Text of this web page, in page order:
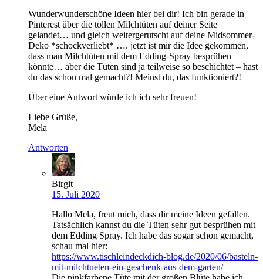
Wunderwunderschöne Ideen hier bei dir! Ich bin gerade in
Pinterest über die tollen Milchtüten auf deiner Seite
gelandet… und gleich weitergerutscht auf deine Midsommer-
Deko *schockverliebt* …. jetzt ist mir die Idee gekommen,
dass man Milchtüten mit dem Edding-Spray besprühen
könnte… aber die Tüten sind ja teilweise so beschichtet – hast
du das schon mal gemacht?! Meinst du, das funktioniert?!
Über eine Antwort würde ich ich sehr freuen!
Liebe Grüße,
Mela
Antworten
Birgit
15. Juli 2020
Hallo Mela, freut mich, dass dir meine Ideen gefallen.
Tatsächlich kannst du die Tüten sehr gut besprühen mit
dem Edding Spray. Ich habe das sogar schon gemacht,
schau mal hier:
https://www.tischleindeckdich-blog.de/2020/06/basteln-
mit-milchtueten-ein-geschenk-aus-dem-garten/